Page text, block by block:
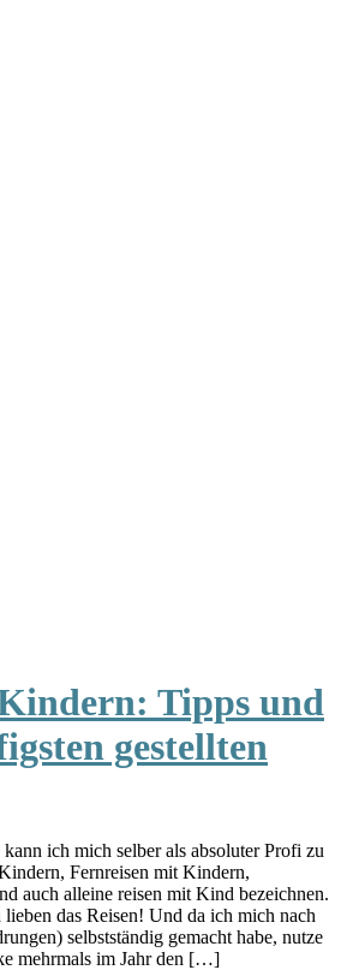
Tipps und
gestellten
ich mich selber als absoluter Profi zu
Fernreisen mit Kindern,
auch alleine reisen mit Kind bezeichnen.
das Reisen! Und da ich mich nach
selbstständig gemacht habe, nutze
mehrmals im Jahr den […]